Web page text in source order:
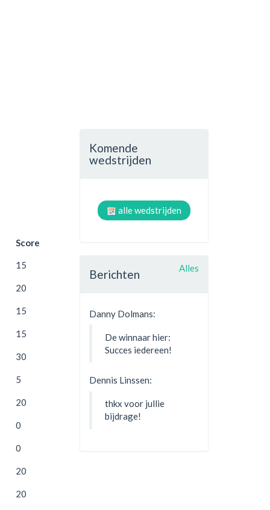
Score
15
20
15
15
30
5
20
0
0
20
20
Komende
wedstrijden
alle wedstrijden
Alles
Berichten
Danny Dolmans:
De winnaar hier:
Succes iedereen!
Dennis Linssen:
thkx voor jullie
bijdrage!